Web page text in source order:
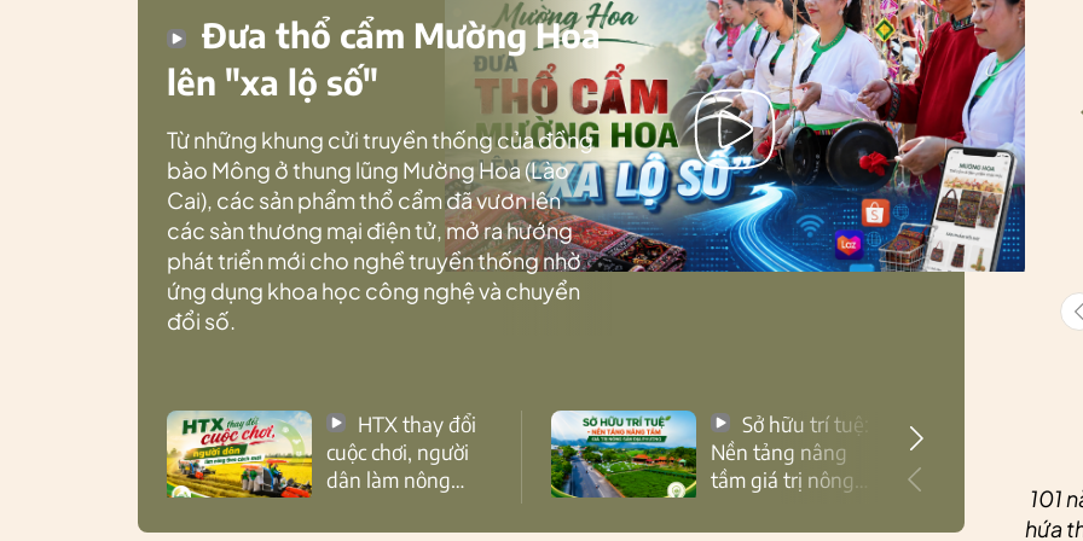
Đưa thổ cẩm Mường Hoa
lên "xa lộ số"
Từ những khung cửi truyền thống của đồng
bào Mông ở thung lũng Mường Hoa (Lào
Cai), các sản phẩm thổ cẩm đã vươn lên
các sàn thương mại điện tử, mở ra hướng
phát triển mới cho nghề truyền thống nhờ
ứng dụng khoa học công nghệ và chuyển
đổi số.
cuộc chơi, người
dân làm nông
Nền tảng nâng
tầm giá trị nông
101
hứa